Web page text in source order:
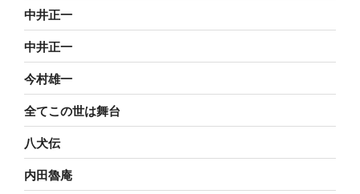
中井正一
中井正一
今村雄一
全てこの世は舞台
八犬伝
内田魯庵